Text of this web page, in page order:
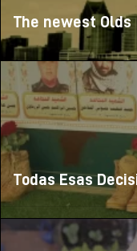
The newest Olds
Todas Esas